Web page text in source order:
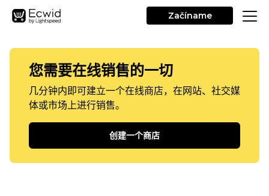
Začíname
您需要在线销售的一切
几分钟内即可建立一个在线商店，在网站、社交媒
体或市场上进行销售。
创建一个商店